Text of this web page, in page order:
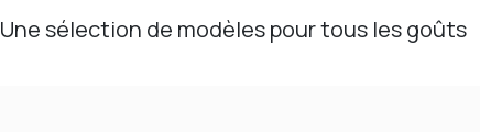
Une sélection de modèles pour tous les goûts